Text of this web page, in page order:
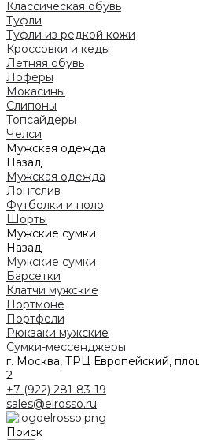
Классическая обувь
Туфли
Туфли из редкой кожи
Кроссовки и кеды
Летняя обувь
Лоферы
Мокасины
Слипоны
Топсайдеры
Челси
Мужская одежда
Назад
Мужская одежда
Лонгслив
Футболки и поло
Шорты
Мужские сумки
Назад
Мужские сумки
Барсетки
Клатчи мужские
Портмоне
Портфели
Рюкзаки мужские
Сумки-мессенджеры
г. Москва, ТРЦ Европейский,
2
+7 (922) 281-83-19
sales@elrosso.ru
Поиск